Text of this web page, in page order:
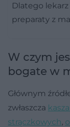
Dlatego
preparaty z
W czym
bogate w
Głównym
zwłaszcza
strączkowych,